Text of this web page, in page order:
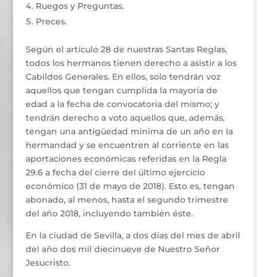
Ruegos y Preguntas.
Preces.
Según el artículo 28 de nuestras Santas Reglas,
todos los hermanos tienen derecho a asistir a los
Cabildos Generales. En ellos, solo tendrán voz
aquellos que tengan cumplida la mayoría de
edad a la fecha de convocatoria del mismo; y
tendrán derecho a voto aquellos que, además,
tengan una antigüedad mínima de un año en la
hermandad y se encuentren al corriente en las
aportaciones económicas referidas en la Regla
29.6 a fecha del cierre del último ejercicio
económico (31 de mayo de 2018). Esto es, tengan
abonado, al menos, hasta el segundo trimestre
del año 2018, incluyendo también éste.
En la ciudad de Sevilla, a dos días del mes de abril
del año dos mil diecinueve de Nuestro Señor
Jesucristo.